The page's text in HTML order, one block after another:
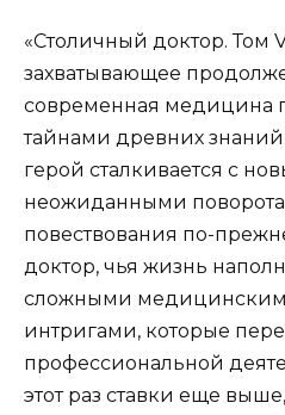
«Столичный доктор. Том
захватывающее
современная медицина
тайнами древних
герой сталкивается с
неожиданными
повествования по-
доктор, чья жизнь
сложными
интригами, которые
профессиональной
этот раз ставки еще